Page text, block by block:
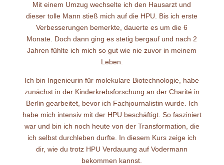
Mit einem Umzug wechselte ich den Hausarzt und
dieser tolle Mann stieß mich auf die HPU. Bis ich erste
Verbesserungen bemerkte, dauerte es um die 6
Monate. Doch dann ging es stetig bergauf und nach 2
Jahren fühlte ich mich so gut wie nie zuvor in meinem
Leben.
Ich bin Ingenieurin für molekulare Biotechnologie, habe
zunächst in der Kinderkrebsforschung an der Charité in
Berlin gearbeitet, bevor ich Fachjournalistin wurde. Ich
habe mich intensiv mit der HPU beschäftigt. So fasziniert
war und bin ich noch heute von der Transformation, die
ich selbst durchleben durfte. In diesem Kurs zeige ich
dir, wie du trotz HPU Verdauung auf Vodermann
bekommen kannst.